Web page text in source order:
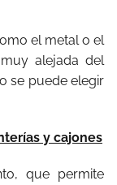
el metal o el
alejada del
se puede elegir
y cajones
que permite